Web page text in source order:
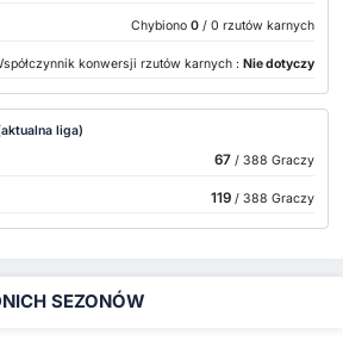
Chybiono 0 / 0 rzutów karnych
konwersji rzutów karnych : Nie dotyczy
liga)
67/ 388 Graczy
119/ 388 Graczy
SEZONÓW